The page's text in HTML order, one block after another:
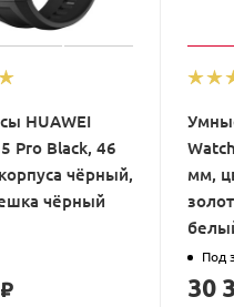
HUAWEI
Pro Black, 46
чёрный,
чёрный
₽
мм,
Под
30